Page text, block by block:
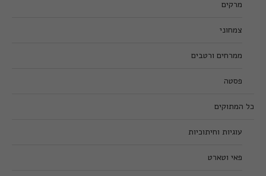
מרקים
צמחוני
ממרחים ורטבים
פסטה
כל המתוקים
עוגיות וחיתוכיות
פאי וטארט